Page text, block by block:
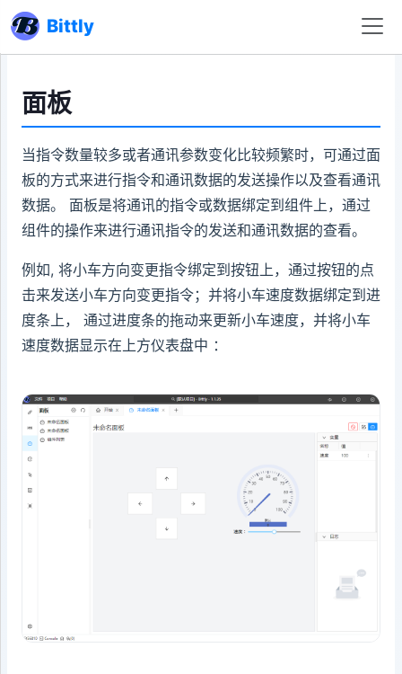
Bittly
面板
当指令数量较多或者通讯参数变化比较频繁时，可通过面
板的方式来进行指令和通讯数据的发送操作以及查看通讯
数据。 面板是将通讯的指令或数据绑定到组件上，通过
组件的操作来进行通讯指令的发送和通讯数据的查看。
例如, 将小车方向变更指令绑定到按钮上，通过按钮的点
击来发送小车方向变更指令；并将小车速度数据绑定到进
度条上， 通过进度条的拖动来更新小车速度，并将小车
速度数据显示在上方仪表盘中 ：